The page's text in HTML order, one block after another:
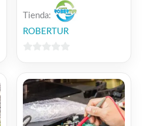
Tienda:
ROBERTUR
5